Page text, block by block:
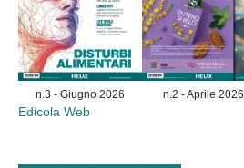
n.3 - Giugno 2026 n.2 - Aprile 2026
Edicola Web